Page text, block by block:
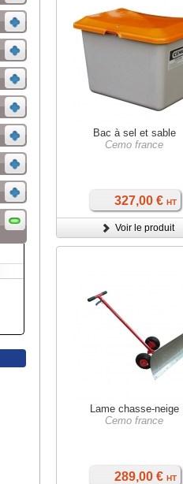
Bac à sel et sable
Cemo france
327,00 € HT
Voir le produit
Lame chasse-neige
Cemo france
289,00 € HT